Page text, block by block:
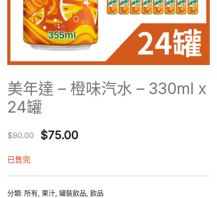
美年達 – 橙味汽水 – 330ml x
24罐
$90.00
Original
$90.00.
$75.00
$75.00.
已售完
分類: 所有 果汁 罐裝飲品 飲品